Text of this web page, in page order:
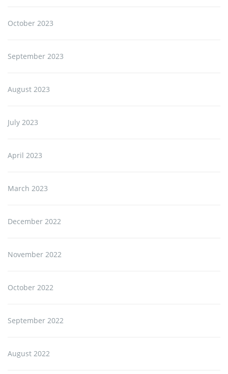
October 2023
September 2023
August 2023
July 2023
April 2023
March 2023
December 2022
November 2022
October 2022
September 2022
August 2022